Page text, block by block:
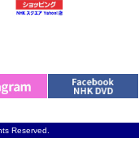
Reserved.